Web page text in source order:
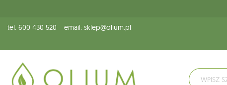
tel. 600 430 520 email: sklep@olium.pl